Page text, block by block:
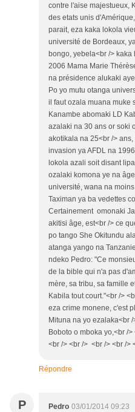
contre l'aise majestueux,
des etats unis
parait, eza kaka lokola
université de Bordeaux,
bongo, yebela<br />
2006 Mama Marie
na présidence alukaki
Po yo mutu otanga
il faut ozala muana muke
Kanambe abomaki LD
azalaki na 30 ans or soki
akotikala na 25<br />
invasion ya AFDL na
lokola azali soit disant
ozalaki komona ye na
université, wana na
Taximan ya ba vedettes
Certainement omonaki
akitisi âge, est<br /> ce
po tango She Okitundu
atanga yango na
ndeko Pedro: "Ce
de la bible qui n'a pas
mère, sa tribu, sa famille
Kabila tout court."<br />
eza crime monene, c'est
Mituna na yo ezalaka<br
Boboto o mboka yo,<br /
<br /> <br /> <br /> <br />
Répondre
P Pedro 03/01/2014 09:23